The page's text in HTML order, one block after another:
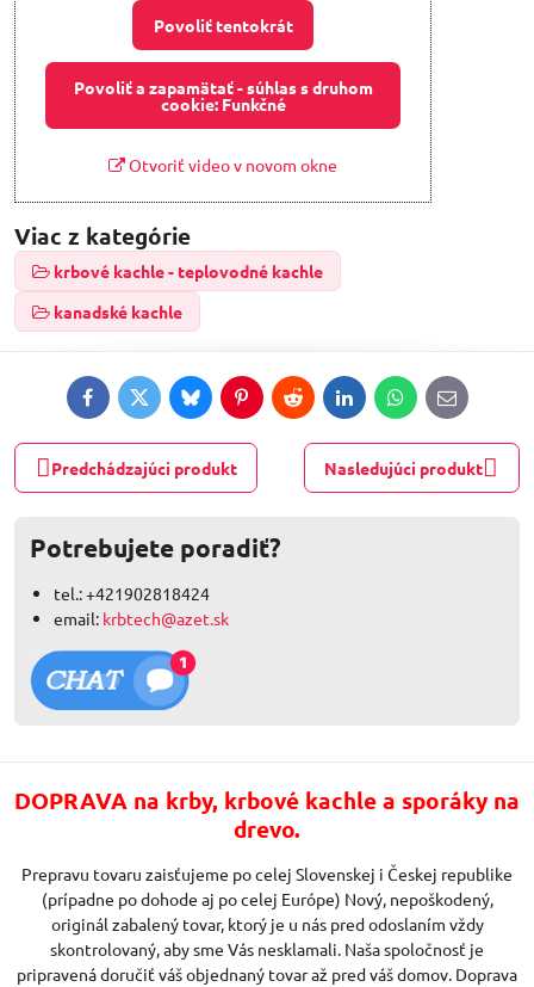
Povoliť tentokrát
Povoliť a zapamätať - súhlas s druhom
cookie: Funkčné
Otvoriť video v novom okne
Viac z kategórie
krbové kachle - teplovodné kachle
kanadské kachle
FacebookTwitterBlueskyPinterestRedditLinkedInWhatsApp
E-
mail
Predchádzajúci produkt Nasledujúci produkt
Potrebujete poradiť?
tel.: +421902818424
email: krbtech@azet.sk
DOPRAVA na krby, krbové kachle a sporáky na
drevo.
Prepravu tovaru zaisťujeme po celej Slovenskej i Českej republike
(prípadne po dohode aj po celej Európe) Nový, nepoškodený,
originál zabalený tovar, ktorý je u nás pred odoslaním vždy
skontrolovaný, aby sme Vás nesklamali. Naša spoločnosť je
pripravená doručiť váš objednaný tovar až pred váš domov. Doprava